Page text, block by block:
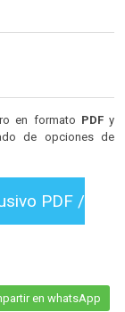
en formato PDFy
de opciones de
PDF /
en whatsApp